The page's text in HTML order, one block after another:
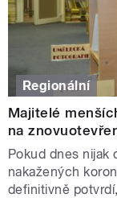
Regionální
Majitelé
na
Pokud dnes nijak
nakažených
definitivně